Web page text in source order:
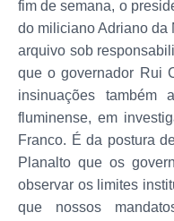
fim de semana, o
do miliciano Adriano da
arquivo sob
que o governador Rui
insinuações
fluminense, em
Franco. É da postura
Planalto que os
observar os limites
que nossos